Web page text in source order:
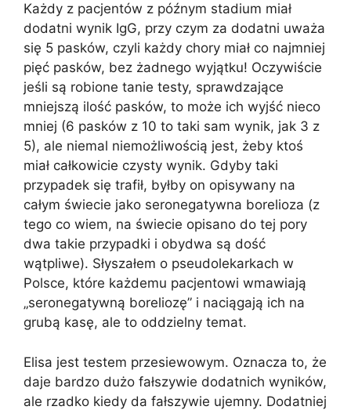
Każdy z pacjentów z późnym stadium miał
dodatni wynik IgG, przy czym za dodatni uważa
się 5 pasków, czyli każdy chory miał co najmniej
pięć pasków, bez żadnego wyjątku! Oczywiście
jeśli są robione tanie testy, sprawdzające
mniejszą ilość pasków, to może ich wyjść nieco
mniej (6 pasków z 10 to taki sam wynik, jak 3 z
5), ale niemal niemożliwością jest, żeby ktoś
miał całkowicie czysty wynik. Gdyby taki
przypadek się trafił, byłby on opisywany na
całym świecie jako seronegatywna borelioza (z
tego co wiem, na świecie opisano do tej pory
dwa takie przypadki i obydwa są dość
wątpliwe). Słyszałem o pseudolekarkach w
Polsce, które każdemu pacjentowi wmawiają
„seronegatywną boreliozę” i naciągają ich na
grubą kasę, ale to oddzielny temat.
Elisa jest testem przesiewowym. Oznacza to, że
daje bardzo dużo fałszywie dodatnich wyników,
ale rzadko kiedy da fałszywie ujemny. Dodatniej